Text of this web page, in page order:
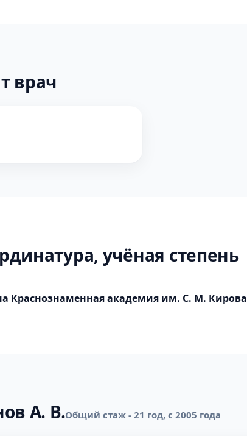
врач
учёная степень
Краснознаменная академия им. С. М. Кирова
А. В.Общий стаж - 21 год, с 2005 года